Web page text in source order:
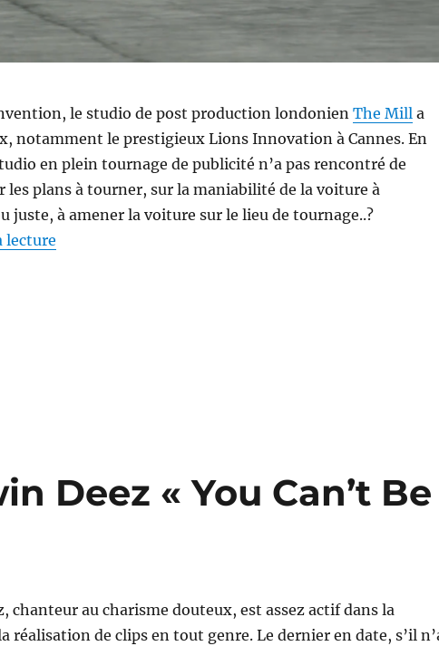
le studio de post production londonien The Milla
notamment le prestigieux Lions Innovation à Cannes. En
en plein tournage de publicité n’a pas rencontré de
les plans à tourner, sur la maniabilité de la voiture à
juste, à amener la voiture sur le lieu de tournage..?
lecturede « The Mill – Comment filmer une voiture pour les
Deez « You Can’t Be
chanteur au charisme douteux, est assez actif dans la
réalisation de clips en tout genre. Le dernier en date, s’il